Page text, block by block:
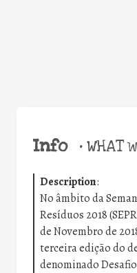
Info •WHAT
Description:
No âmbito da
Resíduos 2018
de Novembro de
terceira edição do
denominado